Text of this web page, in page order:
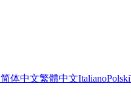
简体中文繁體中文ItalianoPolski